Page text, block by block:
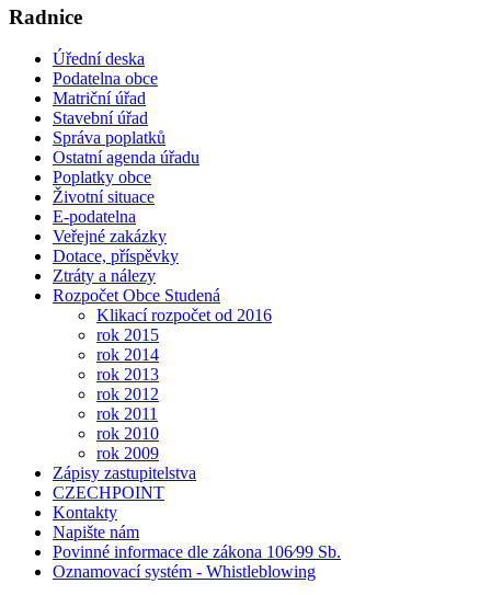
Radnice
Úřední deska
Podatelna obce
Matriční úřad
Stavební úřad
Správa poplatků
Ostatní agenda úřadu
Poplatky obce
Životní situace
E-podatelna
Veřejné zakázky
Dotace, příspěvky
Ztráty a nálezy
Rozpočet Obce Studená
Klikací rozpočet od 2016
rok 2015
rok 2014
rok 2013
rok 2012
rok 2011
rok 2010
rok 2009
Zápisy zastupitelstva
CZECHPOINT
Kontakty
Napište nám
Povinné informace dle zákona 106⁄99 Sb.
Oznamovací systém - Whistleblowing